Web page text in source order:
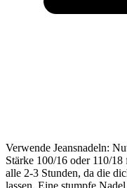
Verwende Jeansnadeln:
Stärke 100/16 oder 110/
alle 2-3 Stunden, da die
lassen. Eine stumpfe